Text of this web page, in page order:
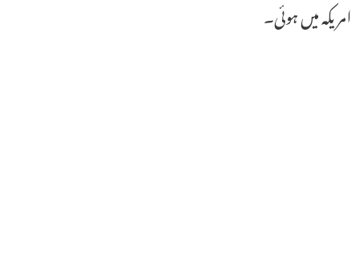
امریکہ میں ہوئی۔